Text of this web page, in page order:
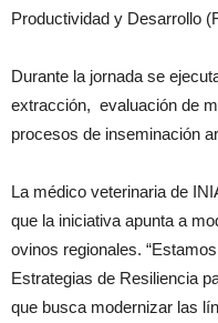
Productividad y Desarrollo
Durante la jornada se
extracción, evaluación de
procesos de inseminación
La médico veterinaria de
que la iniciativa apunta a
ovinos regionales.
Estrategias de Resiliencia
que busca modernizar las